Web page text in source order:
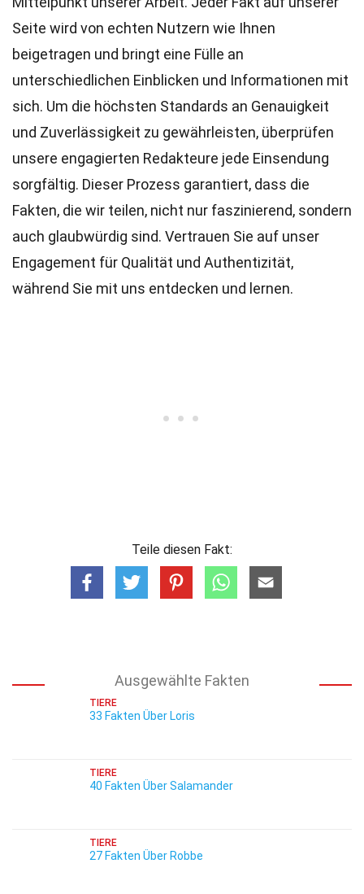
Seite wird von echten Nutzern wie Ihnen
beigetragen und bringt eine Fülle an
unterschiedlichen Einblicken und Informationen mit
sich. Um die höchsten Standards an Genauigkeit
und Zuverlässigkeit zu gewährleisten, überprüfen
unsere engagierten Redakteure jede Einsendung
sorgfältig. Dieser Prozess garantiert, dass die
Fakten, die wir teilen, nicht nur faszinierend, sondern
auch glaubwürdig sind. Vertrauen Sie auf unser
Engagement für Qualität und Authentizität,
während Sie mit uns entdecken und lernen.
Teile diesen Fakt:
Ausgewählte Fakten
TIERE
33 Fakten Über Loris
TIERE
40 Fakten Über Salamander
TIERE
27 Fakten Über Robbe